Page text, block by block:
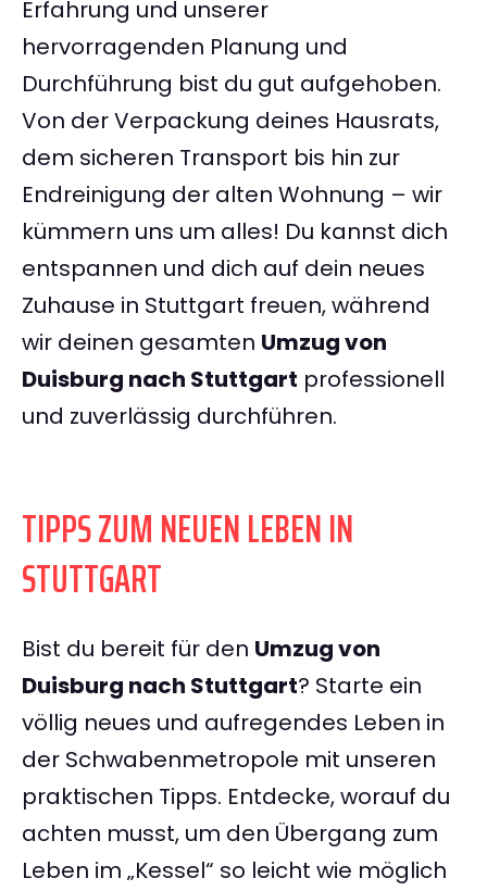
Erfahrung und unserer
hervorragenden Planung und
Durchführung bist du gut aufgehoben.
Von der Verpackung deines Hausrats,
dem sicheren Transport bis hin zur
Endreinigung der alten Wohnung – wir
kümmern uns um alles! Du kannst dich
entspannen und dich auf dein neues
Zuhause in Stuttgart freuen, während
wir deinen gesamten Umzug von
Duisburg nach Stuttgart professionell
und zuverlässig durchführen.
TIPPS ZUM NEUEN LEBEN IN
STUTTGART
Bist du bereit für den Umzug von
Duisburg nach Stuttgart? Starte ein
völlig neues und aufregendes Leben in
der Schwabenmetropole mit unseren
praktischen Tipps. Entdecke, worauf du
achten musst, um den Übergang zum
Leben im „Kessel“ so leicht wie möglich